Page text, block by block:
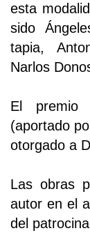
esta
sido
tapia,
Narlos
El premio
(aportado
otorgado a
Las obras
autor en el
del